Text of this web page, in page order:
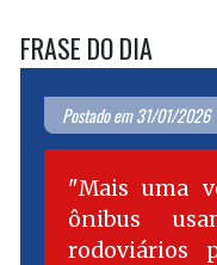
FRASE DO DIA
Postado em 31/01/2026
Mais uma
ônibus
rodoviários